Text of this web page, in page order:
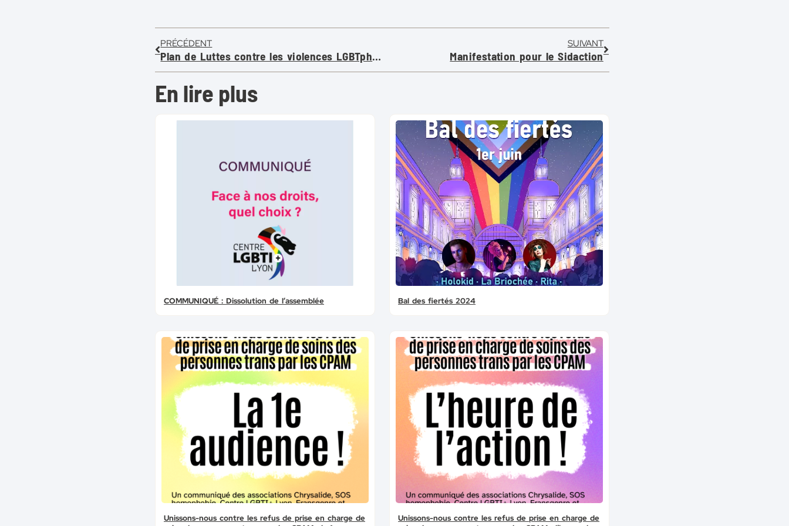
PRÉCÉDENT
Plan de Luttes contre les violences LGBTphobes
SUIVANT
Manifestation pour le Sidaction
En lire plus
COMMUNIQUÉ : Dissolution de l’assemblée Bal des fiertés 2024
Unissons-nous contre les refus de prise en charge de
Unissons-nous contre les refus de prise en charge de